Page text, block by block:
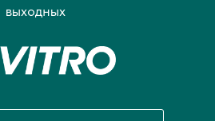
выходных